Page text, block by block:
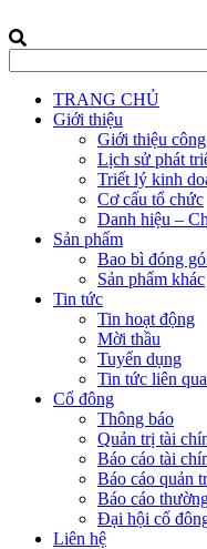
TRANG CHỦ
Giới thiệu
Giới thiệu
Lịch sử phát
Triết lý kinh
Cơ cấu tổ chức
Danh hiệu –
Sản phẩm
Bao bì đóng
Sản phẩm khác
Tin tức
Tin hoạt động
Mời thầu
Tuyển dụng
Tin tức liên
Cổ đông
Thông báo
Quản trị tài
Báo cáo tài
Báo cáo quản
Báo cáo
Đại hội cổ
Liên hệ